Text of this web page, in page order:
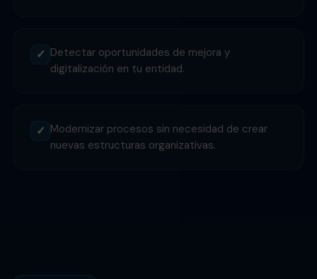
✓ Detectar oportunidades de mejora y
digitalización en tu entidad.
✓ Modernizar procesos sin necesidad de crear
nuevas estructuras organizativas.